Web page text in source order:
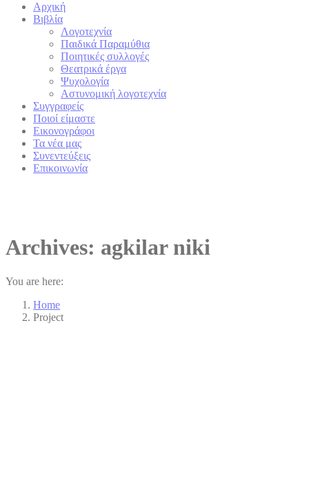
Αρχική
Βιβλία
Λογοτεχνία
Παιδικά Παραμύθια
Ποιητικές συλλογές
Θεατρικά έργα
Ψυχολογία
Αστυνομική λογοτεχνία
Συγγραφείς
Ποιοί είμαστε
Εικονογράφοι
Τα νέα μας
Συνεντεύξεις
Επικοινωνία
Archives: agkilar niki
You are here:
Home
Project